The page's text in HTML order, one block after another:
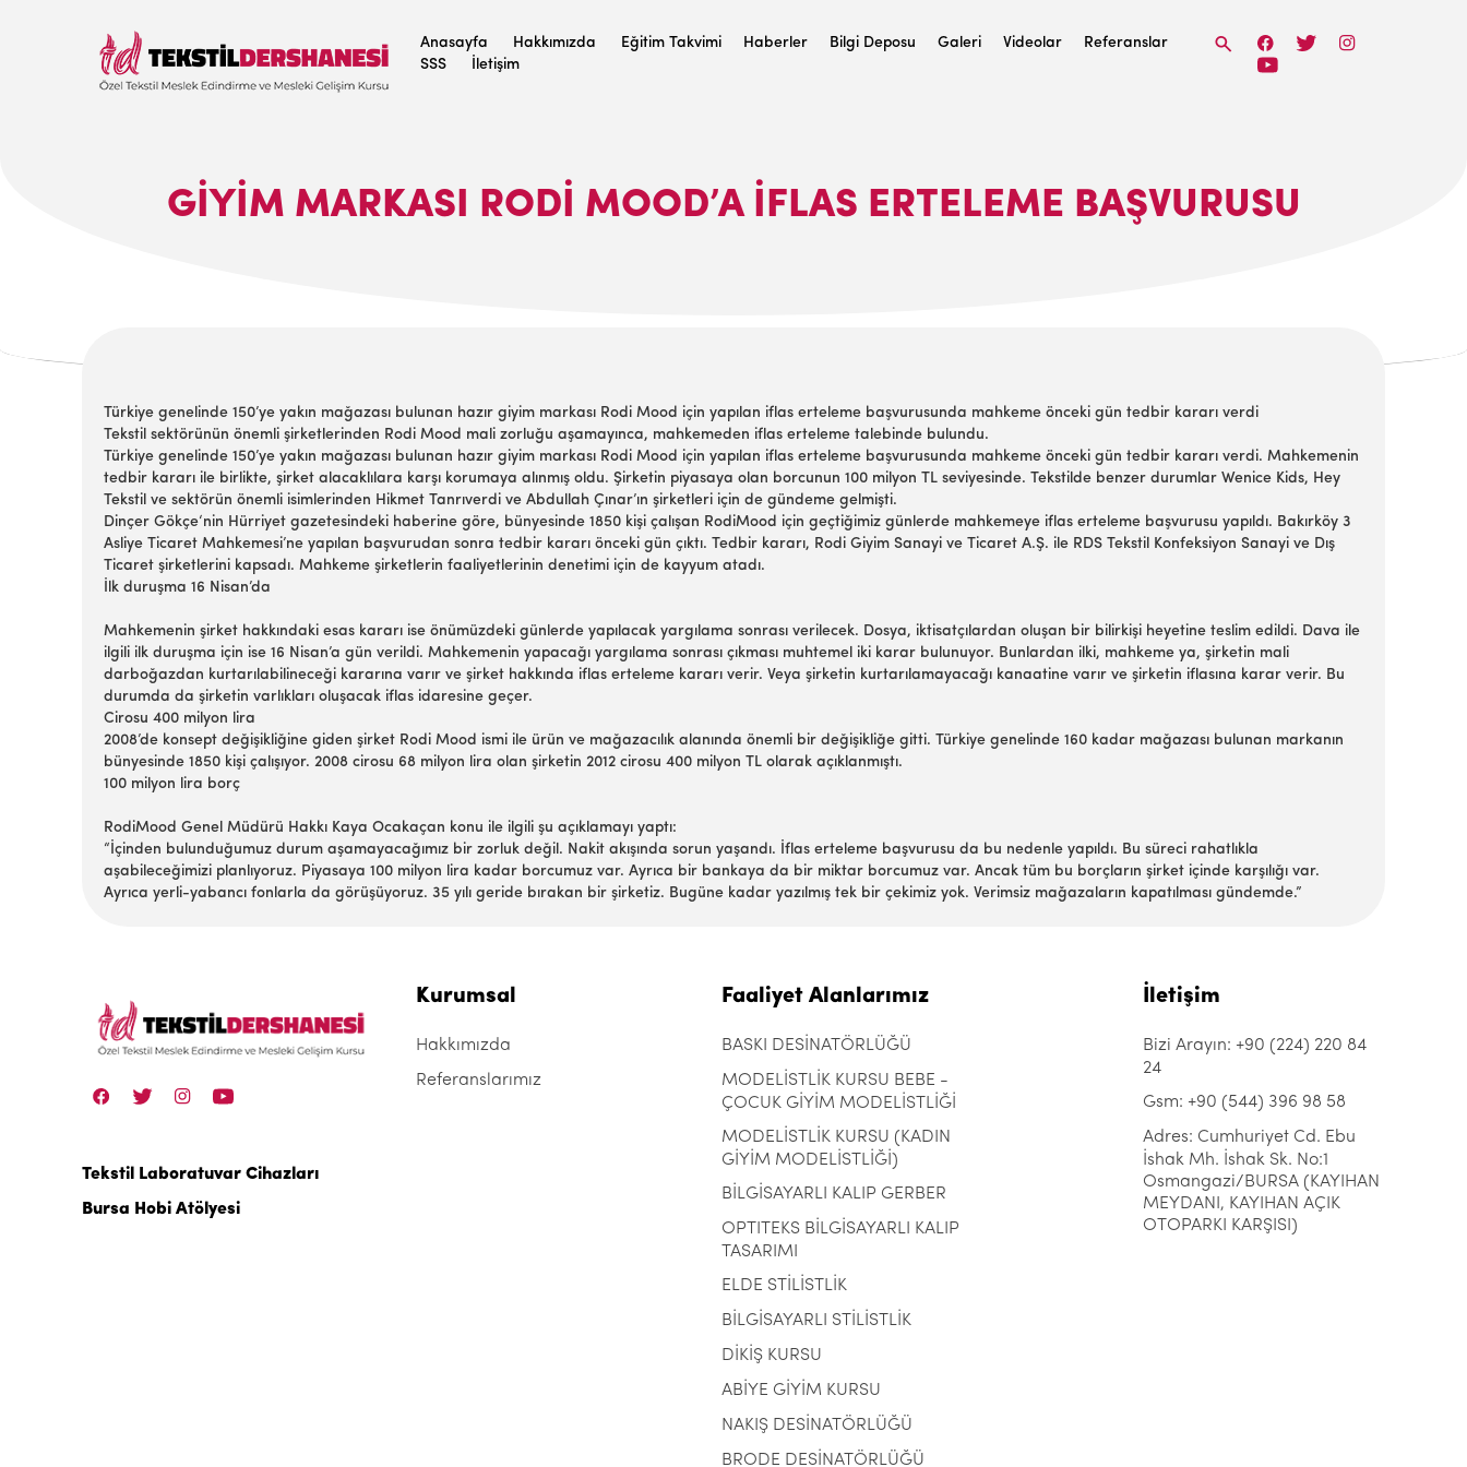
Anasayfa Hakkımızda Eğitim Takvimi Haberler Bilgi Deposu Galeri Videolar
Referanslar
SSS
İletişim
GIYIM MARKASI RODI MOOD’A İFLAS ERTELEME BAŞVURUSU
Türkiye genelinde 150’ye yakın mağazası bulunan hazır giyim markası Rodi Mood için yapılan iflas erteleme başvurusunda mahkeme önceki gün tedbir kararı verdi
Tekstil sektörünün önemli şirketlerinden Rodi Mood mali zorluğu aşamayınca, mahkemeden iflas erteleme talebinde bulundu.
Türkiye genelinde 150’ye yakın mağazası bulunan hazır giyim markası Rodi Mood için yapılan iflas erteleme başvurusunda mahkeme önceki gün tedbir kararı verdi. Mahkemenin
tedbir kararı ile birlikte, şirket alacaklılara karşı korumaya alınmış oldu. Şirketin piyasaya olan borcunun 100 milyon TL seviyesinde. Tekstilde benzer durumlar Wenice Kids, Hey
Tekstil ve sektörün önemli isimlerinden Hikmet Tanrıverdi ve Abdullah Çınar’ın şirketleri için de gündeme gelmişti.
Dinçer Gökçe‘nin Hürriyet gazetesindeki haberine göre, bünyesinde 1850 kişi çalışan RodiMood için geçtiğimiz günlerde mahkemeye iflas erteleme başvurusu yapıldı. Bakırköy 3
Asliye Ticaret Mahkemesi’ne yapılan başvurudan sonra tedbir kararı önceki gün çıktı. Tedbir kararı, Rodi Giyim Sanayi ve Ticaret A.Ş. ile RDS Tekstil Konfeksiyon Sanayi ve Dış
Ticaret şirketlerini kapsadı. Mahkeme şirketlerin faaliyetlerinin denetimi için de kayyum atadı.
İlk duruşma 16 Nisan’da
Mahkemenin şirket hakkındaki esas kararı ise önümüzdeki günlerde yapılacak yargılama sonrası verilecek. Dosya, iktisatçılardan oluşan bir bilirkişi heyetine teslim edildi. Dava ile
ilgili ilk duruşma için ise 16 Nisan’a gün verildi. Mahkemenin yapacağı yargılama sonrası çıkması muhtemel iki karar bulunuyor. Bunlardan ilki, mahkeme ya, şirketin mali
darboğazdan kurtarılabilineceği kararına varır ve şirket hakkında iflas erteleme kararı verir. Veya şirketin kurtarılamayacağı kanaatine varır ve şirketin iflasına karar verir. Bu
durumda da şirketin varlıkları oluşacak iflas idaresine geçer.
Cirosu 400 milyon lira
2008’de konsept değişikliğine giden şirket Rodi Mood ismi ile ürün ve mağazacılık alanında önemli bir değişikliğe gitti. Türkiye genelinde 160 kadar mağazası bulunan markanın
bünyesinde 1850 kişi çalışıyor. 2008 cirosu 68 milyon lira olan şirketin 2012 cirosu 400 milyon TL olarak açıklanmıştı.
100 milyon lira borç
RodiMood Genel Müdürü Hakkı Kaya Ocakaçan konu ile ilgili şu açıklamayı yaptı:
“İçinden bulunduğumuz durum aşamayacağımız bir zorluk değil. Nakit akışında sorun yaşandı. İflas erteleme başvurusu da bu nedenle yapıldı. Bu süreci rahatlıkla
aşabileceğimizi planlıyoruz. Piyasaya 100 milyon lira kadar borcumuz var. Ayrıca bir bankaya da bir miktar borcumuz var. Ancak tüm bu borçların şirket içinde karşılığı var.
Ayrıca yerli-yabancı fonlarla da görüşüyoruz. 35 yılı geride bırakan bir şirketiz. Bugüne kadar yazılmış tek bir çekimiz yok. Verimsiz mağazaların kapatılması gündemde.”
Tekstil Laboratuvar Cihazları
Bursa Hobi Atölyesi
Kurumsal
Hakkımızda
Referanslarımız
Faaliyet Alanlarımız
BASKI DESİNATÖRLÜĞÜ
MODELİSTLİK KURSU BEBE -
ÇOCUK GİYİM MODELİSTLİĞİ
MODELİSTLİK KURSU (KADIN
GİYİM MODELİSTLİĞİ)
BİLGİSAYARLI KALIP GERBER
OPTITEKS BİLGİSAYARLI KALIP
TASARIMI
ELDE STİLİSTLİK
BİLGİSAYARLI STİLİSTLİK
DİKİŞ KURSU
ABİYE GİYİM KURSU
NAKIŞ DESİNATÖRLÜĞÜ
BRODE DESİNATÖRLÜĞÜ
İletişim
Bizi Arayın: +90 (224) 220 84
24
Gsm: +90 (544) 396 98 58
Adres: Cumhuriyet Cd. Ebu
İshak Mh. İshak Sk. No:1
Osmangazi/BURSA (KAYIHAN
MEYDANI, KAYIHAN AÇIK
OTOPARKI KARŞISI)